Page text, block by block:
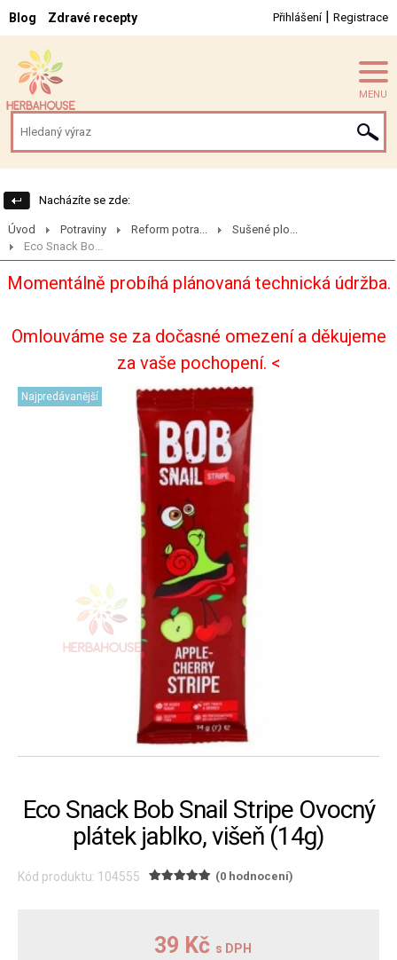
Blog Zdravé recepty Přihlášení| Registrace
MENU
Nacházíte se zde:
Úvod Potraviny Reform potra...
Sušené plo...
Eco Snack Bo...
Momentálně probíhá plánovaná technická údržba.
Omlouváme se za dočasné omezení a děkujeme
za vaše pochopení. <
Najpredávanější
Eco Snack Bob Snail Stripe Ovocný
plátek jablko, višeň (14g)
Kód produktu: 104555 (0 hodnocení)
39 Kč s DPH